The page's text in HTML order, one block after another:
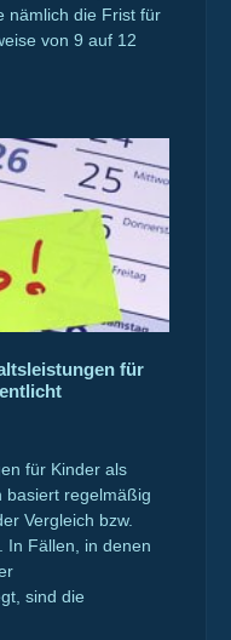
nämlich die Frist für
von 9 auf 12
für
für Kinder als
basiert regelmäßig
Vergleich bzw.
In Fällen, in denen
sind die